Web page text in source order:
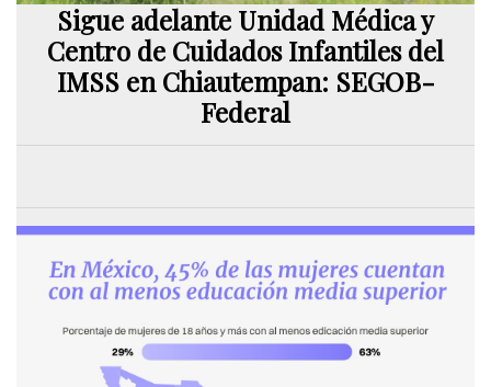
Sigue adelante Unidad Médica y
Centro de Cuidados Infantiles del
IMSS en Chiautempan: SEGOB-
Federal